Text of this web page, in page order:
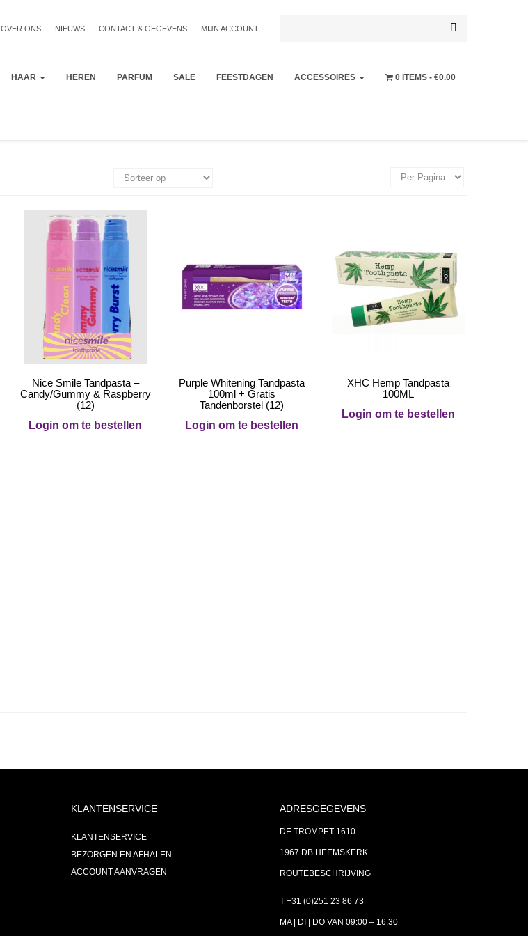
OVER ONS NIEUWS CONTACT & GEGEVENS MIJN ACCOUNT
naar:
HAAR HEREN PARFUM SALE FEESTDAGEN ACCESSOIRES 0 ITEMS €0.00
Nice Smile Tandpasta –
Candy/Gummy & Raspberry
(12)
Login om te bestellen
Purple Whitening Tandpasta
100ml + Gratis
Tandenborstel (12)
Login om te bestellen
XHC Hemp Tandpasta
100ML
Login om te bestellen
KLANTENSERVICE
KLANTENSERVICE
BEZORGEN EN AFHALEN
ACCOUNT AANVRAGEN
ADRESGEGEVENS
DE TROMPET 1610
1967 DB HEEMSKERK
ROUTEBESCHRIJVING
T +31 (0)251 23 86 73
MA | DI | DO VAN 09:00 – 16.30